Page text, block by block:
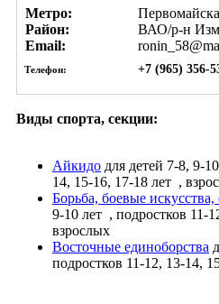
Метро:
Район:
ВАО/р-н
Email:
Телефон: +7 (965) 356-
Виды спорта, секции:
Айкидо для детей 7-8, 9-
14, 15-16, 17-18 лет ,
Борьба, боевые
9-10 лет , подростков 11-
взрослых
Восточные единоборства
подростков 11-12, 13-14,